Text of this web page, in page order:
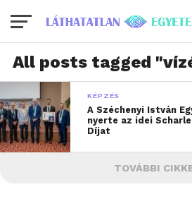
All posts tagged
KÉPZÉS
A Széchenyi István
nyerte az idei
Díjat
TOVÁBBI